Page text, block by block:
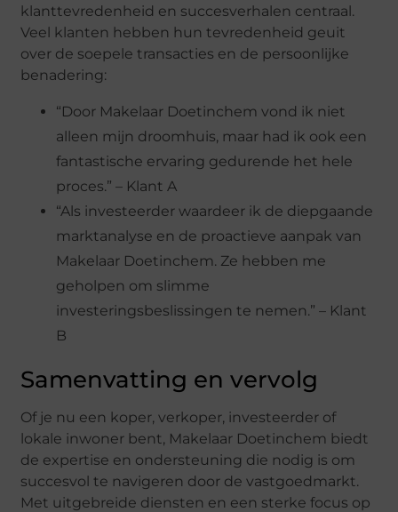
klanttevredenheid en succesverhalen centraal.
Veel klanten hebben hun tevredenheid geuit
over de soepele transacties en de persoonlijke
benadering:
“Door Makelaar Doetinchem vond ik niet
alleen mijn droomhuis, maar had ik ook een
fantastische ervaring gedurende het hele
proces.” – Klant A
“Als investeerder waardeer ik de diepgaande
marktanalyse en de proactieve aanpak van
Makelaar Doetinchem. Ze hebben me
geholpen om slimme
investeringsbeslissingen te nemen.” – Klant
B
Samenvatting en vervolg
Of je nu een koper, verkoper, investeerder of
lokale inwoner bent, Makelaar Doetinchem biedt
de expertise en ondersteuning die nodig is om
succesvol te navigeren door de vastgoedmarkt.
Met uitgebreide diensten en een sterke focus op